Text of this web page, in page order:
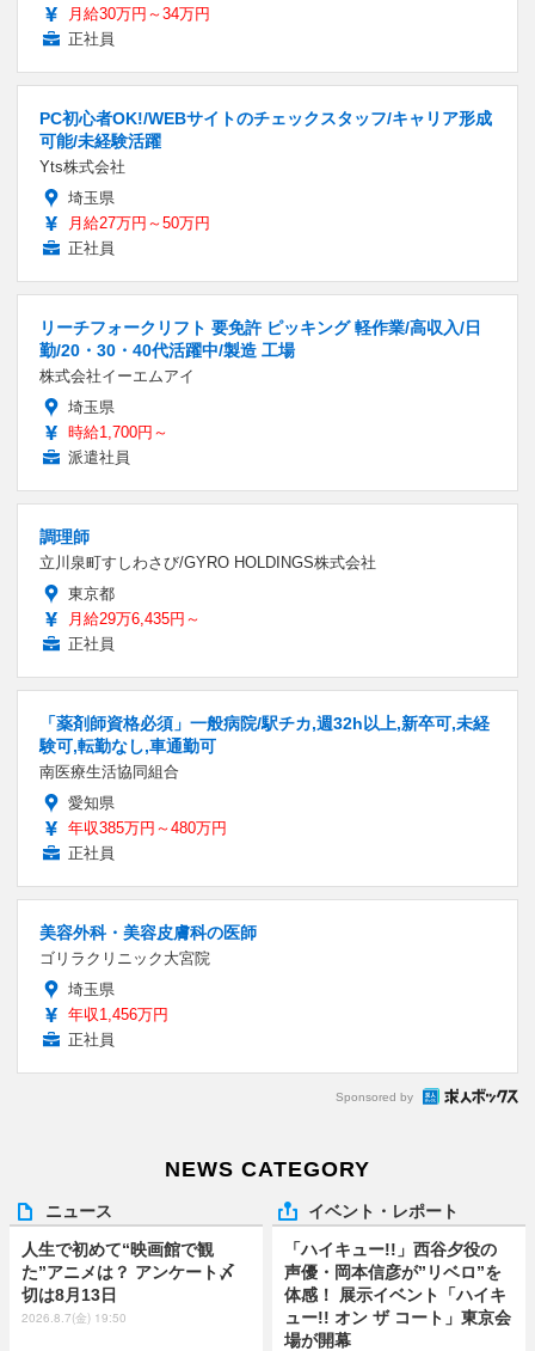
月給30万円～34万円
正社員
PC初心者OK!/WEBサイトのチェックスタッフ/キャリア形成
可能/未経験活躍
Yts株式会社
埼玉県
月給27万円～50万円
正社員
リーチフォークリフト 要免許 ピッキング 軽作業/高収入/日
勤/20・30・40代活躍中/製造 工場
株式会社イーエムアイ
埼玉県
時給1,700円～
派遣社員
調理師
立川泉町すしわさび/GYRO HOLDINGS株式会社
東京都
月給29万6,435円～
正社員
「薬剤師資格必須」一般病院/駅チカ,週32h以上,新卒可,未経
験可,転勤なし,車通勤可
南医療生活協同組合
愛知県
年収385万円～480万円
正社員
美容外科・美容皮膚科の医師
ゴリラクリニック大宮院
埼玉県
年収1,456万円
正社員
Sponsored by
NEWS CATEGORY
ニュース
人生で初めて“映画館で観
た”アニメは？ アンケート〆
切は8月13日
2026.8.7(金) 19:50
イベント・レポート
「ハイキュー!!」西谷夕役の
声優・岡本信彦が”リベロ”を
体感！ 展示イベント「ハイキ
ュー!! オン ザ コート」東京会
場が開幕